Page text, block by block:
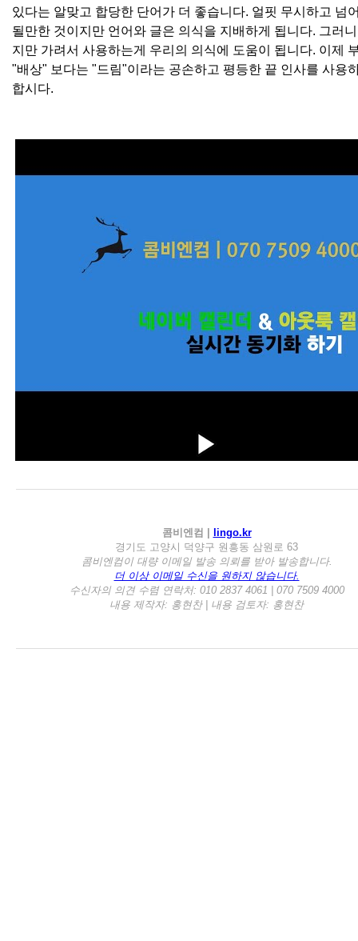
있다는 알맞고 합당한 단어가 더 좋습니다. 얼핏 무시하고 넘
될만한 것이지만 언어와 글은 의식을 지배하게 됩니다. 그러
지만 가려서 사용하는게 우리의 의식에 도움이 됩니다. 이제
"배상" 보다는 "드림"이라는 공손하고 평등한 끝 인사를 사용
합시다.
콤비엔컴 |
lingo.kr
경기도 고양시 덕양구 원흥동 삼원로 63
콤비엔컴이 대량 이메일 발송 의뢰를 받아 발송합니다.
더 이상 이메일 수신을 원하지 않습니다.
수신자의 의견 수렴 연락처: 010 2837 4061 | 070 7509 4000
내용 제작자: 홍현찬 | 내용 검토자: 홍현찬